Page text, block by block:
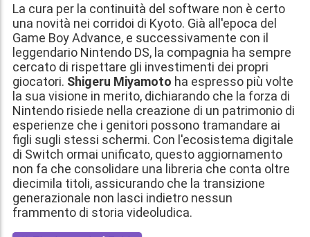
La cura per la continuità del software non è certo
una novità nei corridoi di Kyoto. Già all'epoca del
Game Boy Advance, e successivamente con il
leggendario Nintendo DS, la compagnia ha sempre
cercato di rispettare gli investimenti dei propri
giocatori. Shigeru Miyamoto ha espresso più volte
la sua visione in merito, dichiarando che la forza di
Nintendo risiede nella creazione di un patrimonio di
esperienze che i genitori possono tramandare ai
figli sugli stessi schermi. Con l'ecosistema digitale
di Switch ormai unificato, questo aggiornamento
non fa che consolidare una libreria che conta oltre
diecimila titoli, assicurando che la transizione
generazionale non lasci indietro nessun
frammento di storia videoludica.